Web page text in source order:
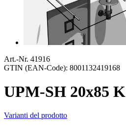
Art.-Nr. 41916
GTIN (EAN-Code): 8001132419168
UPM-SH 20x85 K
Varianti del prodotto